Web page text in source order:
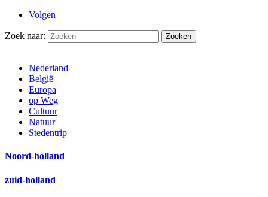
Volgen
Zoek naar:
Nederland
België
Europa
op Weg
Cultuur
Natuur
Stedentrip
Noord-holland
zuid-holland